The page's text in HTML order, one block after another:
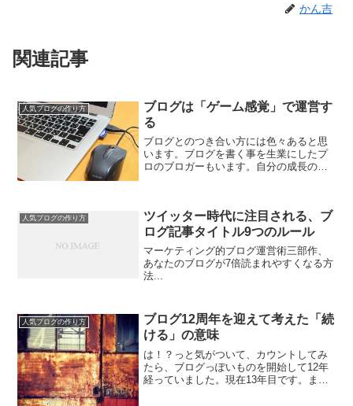
かん吉
関連記事
人気ブログの作り方
ブログは「ゲーム感覚」で運営す
る
ブログとのつき合い方には色々あると思
います。ブログを書く事を生業にしたプ
ロのブロガーもいます。自分の成長のた
直接的なモチベーションは...
人気ブログの作り方
ツイッター時代に注目される、ブ
ログ記事タイトル9つのルール
マーケティング的ブログ運営術三部作、
あなたのブログが7倍読まれやすくなる方
法...
人気ブログの作り方
ブログ12周年を迎えて考えた「続
ける」の意味
は！？っと気がついて、カウントしてみ
たら、ブログっぽいものを開始して12年
経っていました。現在13年目です。まっ